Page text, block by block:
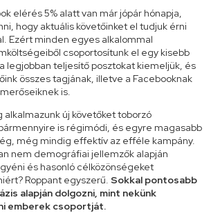
elérés 5% alatt van már jópár hónapja,
hogy aktuális követőinket el tudjuk érni
Ezért minden egyes alkalommal
csoportosítunk el egy kisebb
legjobban teljesítő posztokat kiemeljük, és
összes tagjának, illetve a Facebooknak
is.
új követőket toborzó
is régimódi, és egyre magasabb
még mindig effektív az efféle kampány.
nem demográfiai jellemzők alapján
és hasonló célközönségeket
Roppant egyszerű. Sokkal pontosabb
alapján dolgozni, mint nekünk
emberek csoportját.